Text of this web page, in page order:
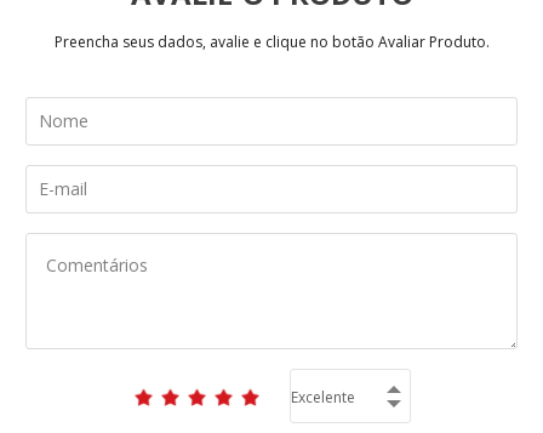
Preencha seus dados, avalie e clique no botão Avaliar Produto.